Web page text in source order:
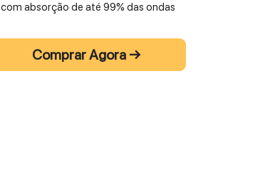
com absorção de até 99% das ondas
Configuração 3-vias de alto
rendimento— quatro woofers de 120
mm, driver médio Uni-Q de 100 mm e
Comprar Agora →